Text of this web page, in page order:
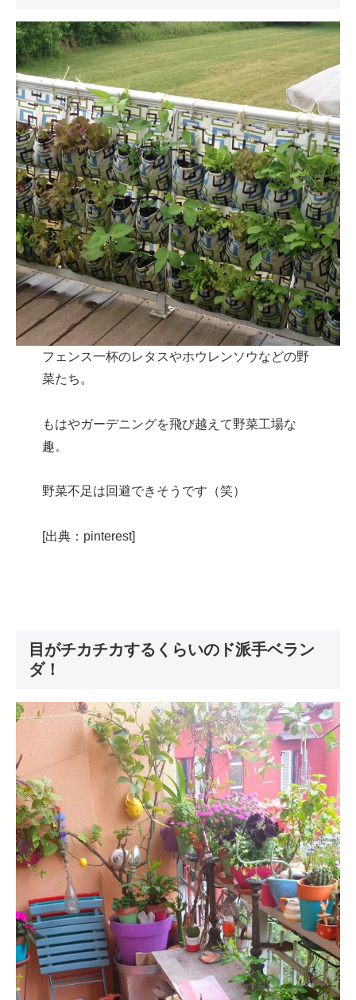
フェンス一杯のレタスやホウレンソウなどの野
菜たち。
もはやガーデニングを飛び越えて野菜工場な
趣。
野菜不足は回避できそうです（笑）
[出典：pinterest]
目がチカチカするくらいのド派手ベラン
ダ！